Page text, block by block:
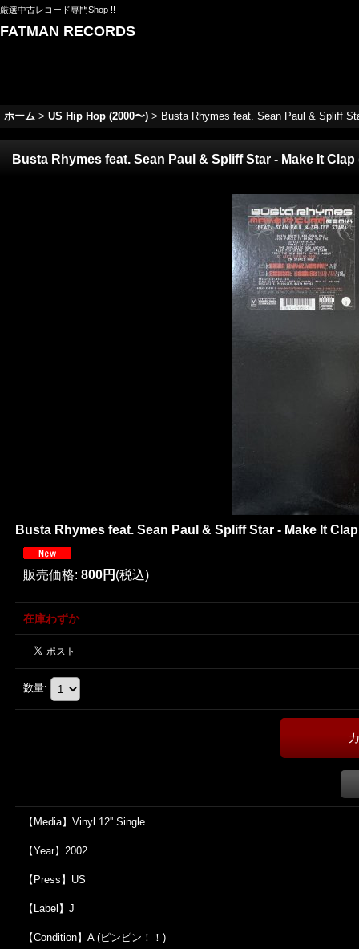
厳選中古レコード専門Shop !!
FATMAN RECORDS
ホーム > US Hip Hop (2000〜) > Busta Rhymes feat. Sean Paul & Spliff
Busta Rhymes feat. Sean Paul & Spliff Star - Make It Clap
Busta Rhymes feat. Sean Paul & Spliff Star - Make It
販売価格: 800円 (税込)
在庫わずか
数量:
【Media】Vinyl 12'' Single
【Year】2002
【Press】US
【Label】J
【Condition】A (ピンピン！！)